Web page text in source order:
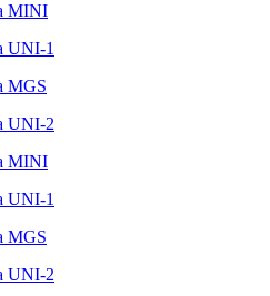
MINI
UNI-1
MGS
UNI-2
MINI
UNI-1
MGS
UNI-2